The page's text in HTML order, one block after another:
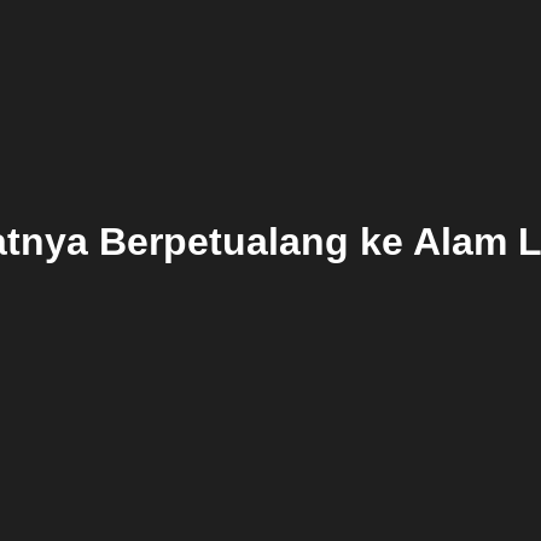
Berpetualang ke Alam